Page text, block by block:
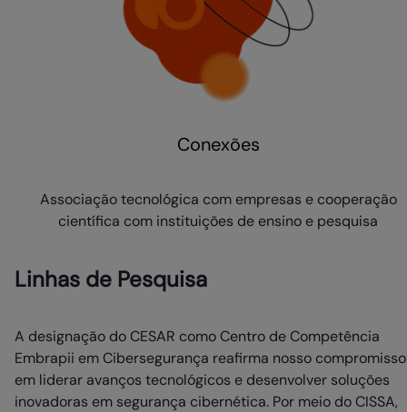
Conexões
Associação tecnológica com empresas e cooperação
científica com instituições de ensino e pesquisa
Linhas de Pesquisa
A designação do CESAR como Centro de Competência
Embrapii em Cibersegurança reafirma nosso compromisso
em liderar avanços tecnológicos e desenvolver soluções
inovadoras em segurança cibernética. Por meio do CISSA,